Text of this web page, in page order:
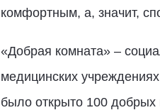
комфортным, а, значит,
«Добрая комната» –
медицинских
было открыто 100 добрых